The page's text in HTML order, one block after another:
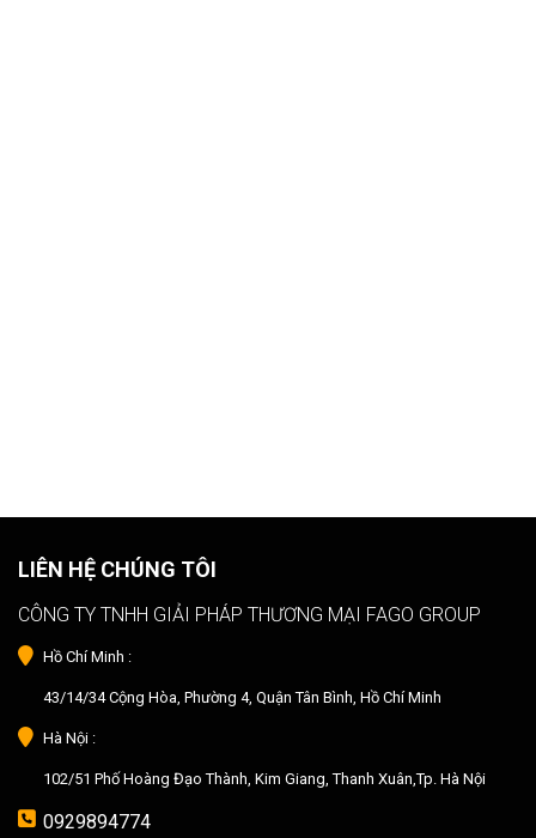
LIÊN HỆ CHÚNG TÔI
CÔNG TY TNHH GIẢI PHÁP THƯƠNG MẠI FAGO GROUP
Hồ Chí Minh :
43/14/34 Cộng Hòa, Phường 4, Quận Tân Bình, Hồ Chí Minh
Hà Nội :
102/51 Phố Hoàng Đạo Thành, Kim Giang, Thanh Xuân,Tp. Hà Nội
0929894774